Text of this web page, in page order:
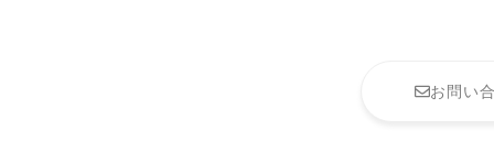
お問い